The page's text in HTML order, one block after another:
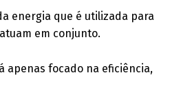
energia que é utilizada para
em conjunto.
apenas focado na eficiência,